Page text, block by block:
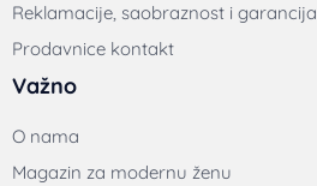
Reklamacije, saobraznost i garancija
Prodavnice kontakt
Važno
O nama
Magazin za modernu ženu